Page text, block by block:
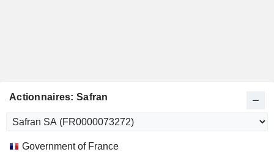
Actionnaires: Safran
Nom Actions % Valorisation
Government of France